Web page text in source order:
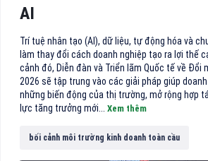
AI
Trí tuệ nhân tạo (AI), dữ liệu, tự động hóa và
làm thay đổi cách doanh nghiệp tạo ra lợi thế
cảnh đó, Diễn đàn và Triển lãm Quốc tế về Đổi
2026 sẽ tập trung vào các giải pháp giúp
những biến động của thị trường, mở rộng hợp
lực tăng trưởng mới... Xem thêm
bối cảnh môi trường kinh doanh toàn cầu